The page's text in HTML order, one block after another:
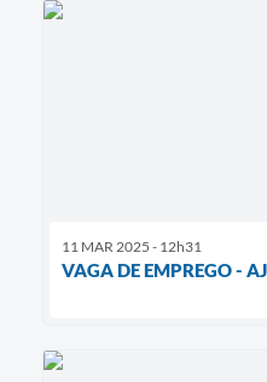
11 MAR 2025 - 12h31
VAGA DE EMPREGO -